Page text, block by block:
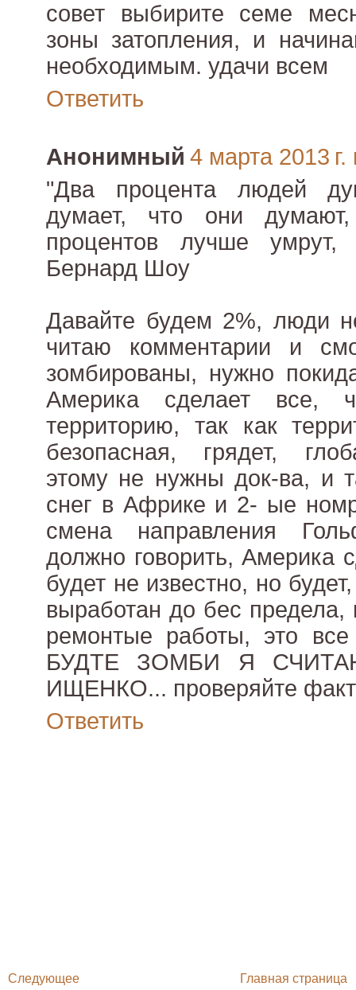
совет выбирите семе
зоны затопления, и
необходимым. удачи всем
Ответить
Анонимный 4 марта 2013 г.
"Два процента людей
думает, что они
процентов лучше
Бернард Шоу
Давайте будем 2%, люди
читаю комментарии и
зомбированы, нужно
Америка сделает все,
территорию, так как
безопасная, грядет,
этому не нужны док-ва, и
снег в Африке и 2- ые
смена направления
должно говорить, Америка
будет не известно, но
выработан до бес
ремонтые работы, это
БУДТЕ ЗОМБИ Я
ИЩЕНКО... проверяйте
Ответить
Следующее Главная страница